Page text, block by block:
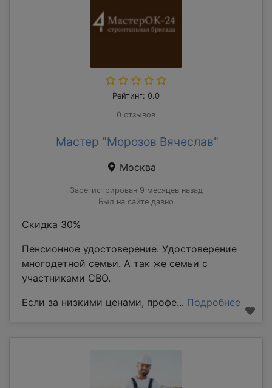
Рейтинг: 0.0
0 отзывов
Мастер "Морозов Вячеслав"
Москва
Зарегистрирован 9 месяцев назад
Был на сайте давно
Скидка 30%
Пенсионное удостоверение. Удостоверение
многодетной семьи. А так же семьи с
участниками СВО.
Если за низкими ценами, профе... Подробнее